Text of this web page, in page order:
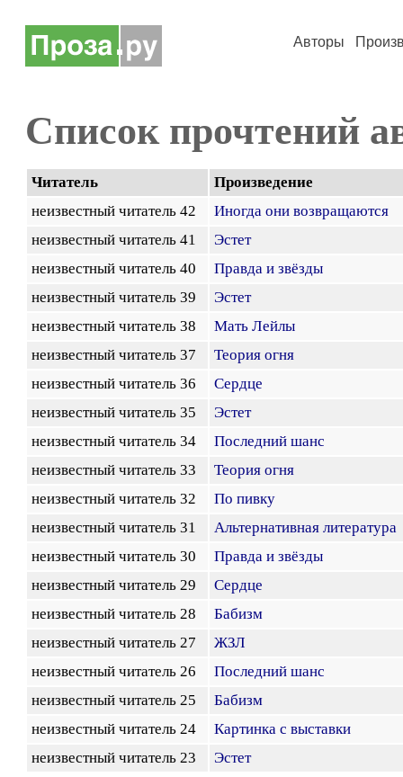
Авторы
Список прочтений
Читатель
Произведение
неизвестный читатель 42
Иногда они возвращаются
неизвестный читатель 41
Эстет
неизвестный читатель 40
Правда и звёзды
неизвестный читатель 39
Эстет
неизвестный читатель 38
Мать Лейлы
неизвестный читатель 37
Теория огня
неизвестный читатель 36
Сердце
неизвестный читатель 35
Эстет
неизвестный читатель 34
Последний шанс
неизвестный читатель 33
Теория огня
неизвестный читатель 32
По пивку
неизвестный читатель 31
Альтернативная литература
неизвестный читатель 30
Правда и звёзды
неизвестный читатель 29
Сердце
неизвестный читатель 28
Бабизм
неизвестный читатель 27
ЖЗЛ
неизвестный читатель 26
Последний шанс
неизвестный читатель 25
Бабизм
неизвестный читатель 24
Картинка с выставки
неизвестный читатель 23
Эстет